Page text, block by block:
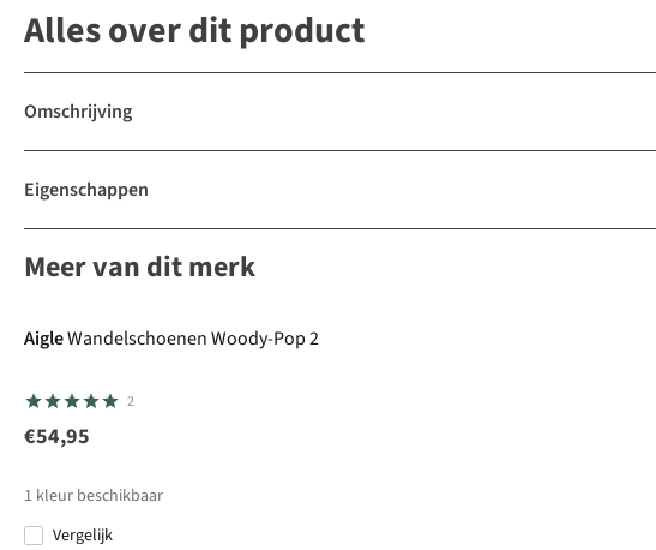
Alles over dit product
Omschrijving
Eigenschappen
Meer van dit merk
AigleWandelschoenen Woody-Pop 2
2
€54,95
1 kleur beschikbaar
Vergelijk